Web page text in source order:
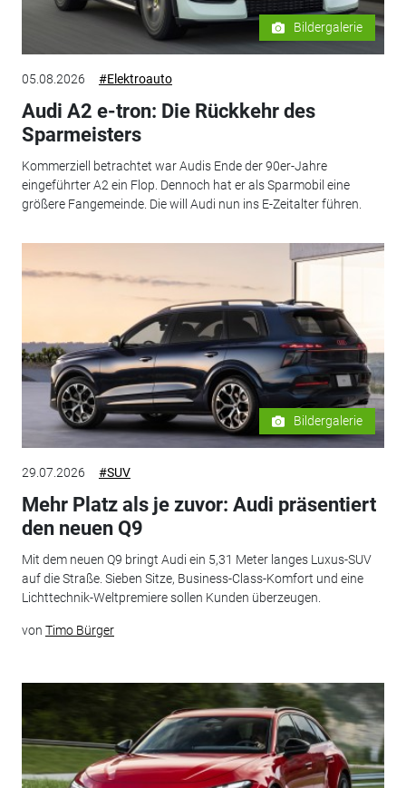
Bildergalerie
05.08.2026 #Elektroauto
Audi A2 e-tron: Die Rückkehr des
Sparmeisters
Kommerziell betrachtet war Audis Ende der 90er-Jahre
eingeführter A2 ein Flop. Dennoch hat er als Sparmobil eine
größere Fangemeinde. Die will Audi nun ins E-Zeitalter führen.
Bildergalerie
29.07.2026 #SUV
Mehr Platz als je zuvor: Audi präsentiert
den neuen Q9
Mit dem neuen Q9 bringt Audi ein 5,31 Meter langes Luxus-SUV
auf die Straße. Sieben Sitze, Business-Class-Komfort und eine
Lichttechnik-Weltpremiere sollen Kunden überzeugen.
von Timo Bürger